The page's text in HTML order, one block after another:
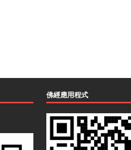
佛經應用程式